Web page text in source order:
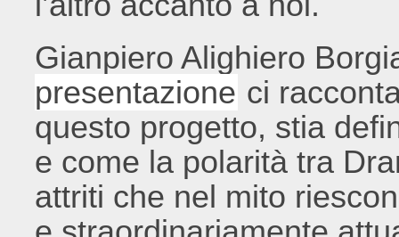
Gianpiero Alighiero
presentazione ci
questo progetto, stia
e come la polarità tra
attriti che nel mito